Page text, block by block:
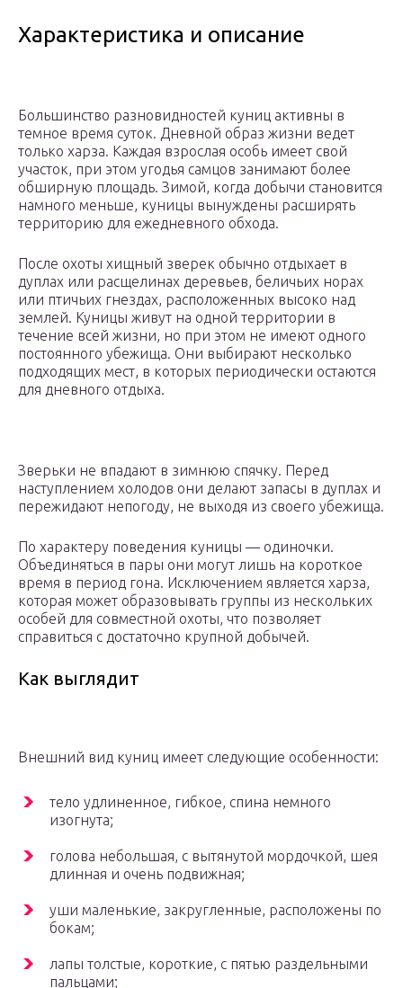
Характеристика и описание
Большинство разновидностей куниц активны в
темное время суток. Дневной образ жизни ведет
только харза. Каждая взрослая особь имеет свой
участок, при этом угодья самцов занимают более
обширную площадь. Зимой, когда добычи становится
намного меньше, куницы вынуждены расширять
территорию для ежедневного обхода.
После охоты хищный зверек обычно отдыхает в
дуплах или расщелинах деревьев, беличьих норах
или птичьих гнездах, расположенных высоко над
землей. Куницы живут на одной территории в
течение всей жизни, но при этом не имеют одного
постоянного убежища. Они выбирают несколько
подходящих мест, в которых периодически остаются
для дневного отдыха.
Зверьки не впадают в зимнюю спячку. Перед
наступлением холодов они делают запасы в дуплах и
пережидают непогоду, не выходя из своего убежища.
По характеру поведения куницы — одиночки.
Объединяться в пары они могут лишь на короткое
время в период гона. Исключением является харза,
которая может образовывать группы из нескольких
особей для совместной охоты, что позволяет
справиться с достаточно крупной добычей.
Как выглядит
Внешний вид куниц имеет следующие особенности:
тело удлиненное, гибкое, спина немного
изогнута;
голова небольшая, с вытянутой мордочкой, шея
длинная и очень подвижная;
уши маленькие, закругленные, расположены по
бокам;
лапы толстые, короткие, с пятью раздельными
пальцами;